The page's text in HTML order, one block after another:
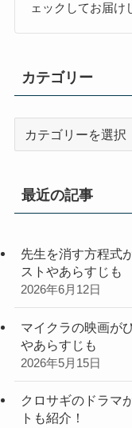
ェックしてお届け
カテゴリー
リ
最近の記事
先生を消す方程式
ストやあらすじも
2026年6月12日
マイクラの映画が
やあらすじも
2026年5月15日
クロサギのドラマ
トも紹介！